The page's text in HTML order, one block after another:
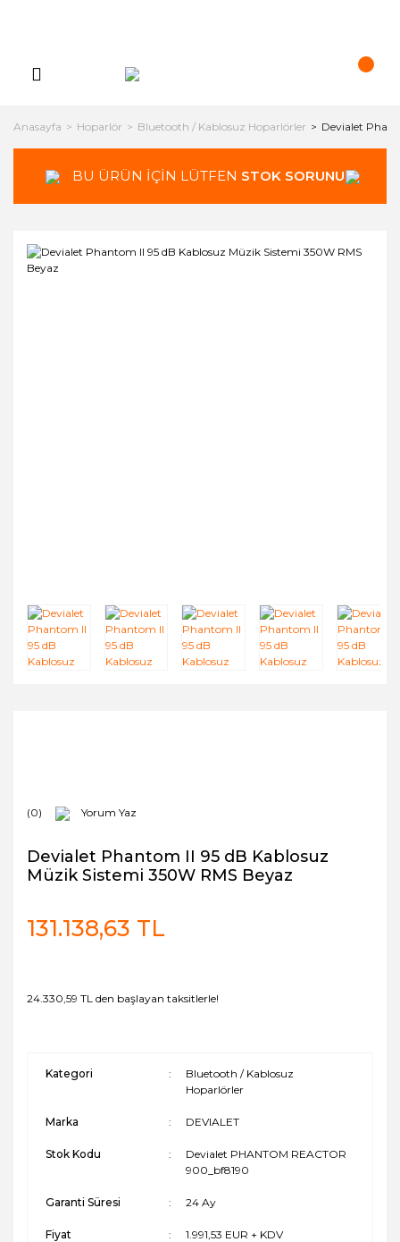
Anasayfa Hoparlör Bluetooth / Kablosuz Hoparlörler Devialet
BU ÜRÜN İÇİN LÜTFEN STOK SORUNUZ
(0) Yorum Yaz
Devialet Phantom II 95 dB Kablosuz
Müzik Sistemi 350W RMS Beyaz
131.138,63 TL
24.330,59 TL den başlayan taksitlerle!
Kategori
Bluetooth / Kablosuz
Hoparlörler
Marka DEVIALET
Stok Kodu
Devialet PHANTOM REACTOR
900_bf8190
Garanti Süresi 24 Ay
Fiyat 1.991,53 EUR + KDV